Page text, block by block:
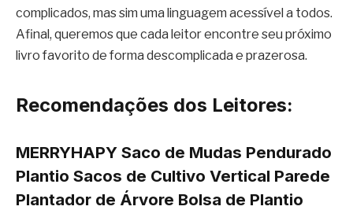
complicados, mas sim uma linguagem acessível a todos.
Afinal, queremos que cada leitor encontre seu próximo
livro favorito de forma descomplicada e prazerosa.
Recomendações dos Leitores:
MERRYHAPY Saco de Mudas Pendurado
Plantio Sacos de Cultivo Vertical Parede
Plantador de Árvore Bolsa de Plantio